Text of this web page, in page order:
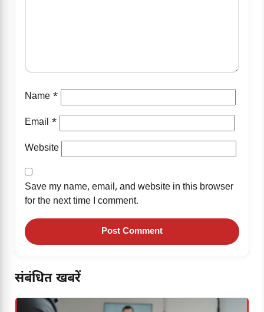
Name *
Email *
Website
Save my name, email, and website in this browser
for the next time I comment.
संबंधित खबरें